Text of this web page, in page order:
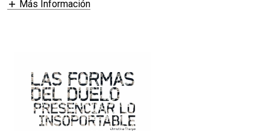
Más Información